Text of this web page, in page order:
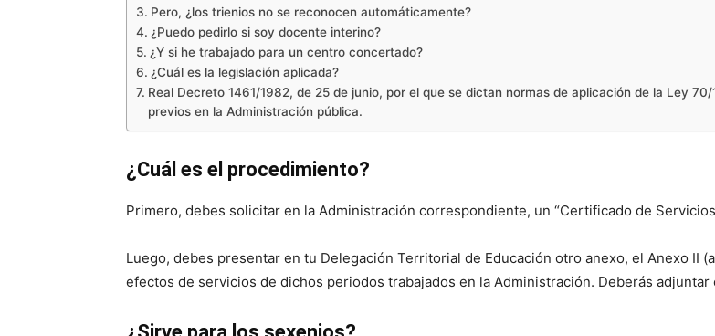
Pero, ¿los trienios no se reconocen automáticamente?
¿Puedo pedirlo si soy docente interino?
¿Y si he trabajado para un centro concertado?
¿Cuál es la legislación aplicada?
Real Decreto 1461/1982, de 25 de junio, por el que se dictan normas de aplicación de la Ley
previos en la Administración pública.
¿Cuál es el procedimiento?
Primero, debes solicitar en la Administración correspondiente, un “Certificado de
Luego, debes presentar en tu Delegación Territorial de Educación otro anexo, el Anexo II
efectos de servicios de dichos periodos trabajados en la Administración. Deberás adjuntar